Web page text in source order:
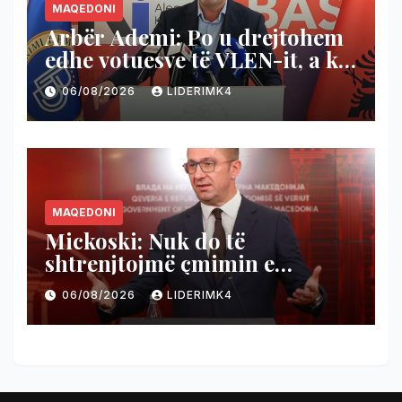
MAQEDONI
Arbër Ademi: Po u drejtohem
edhe votuesve të VLEN-it, a ka
shtet ligjor në Maqedoninë e
Veriut apo s’ka fare?
06/08/2026 LIDERIMK4
MAQEDONI
Mickoski: Nuk do të
shtrenjtojmë çmimin e
rrymës, po bëjmë plan për ta
liruar!
06/08/2026 LIDERIMK4